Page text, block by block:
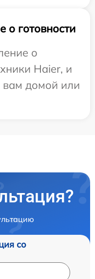
готовности
о
Haier, и
вам домой или
со